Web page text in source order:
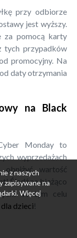
przy odbiorze
jest wyższy.
za pomocą karty
tych przypadków
promocyjny. Na
daty otrzymania
na Black
Monday to
wyprzedażach
wartość
Śledź na bieżąco
W tym celu
dzieci!
z naszych
zapisywane na
Więcej